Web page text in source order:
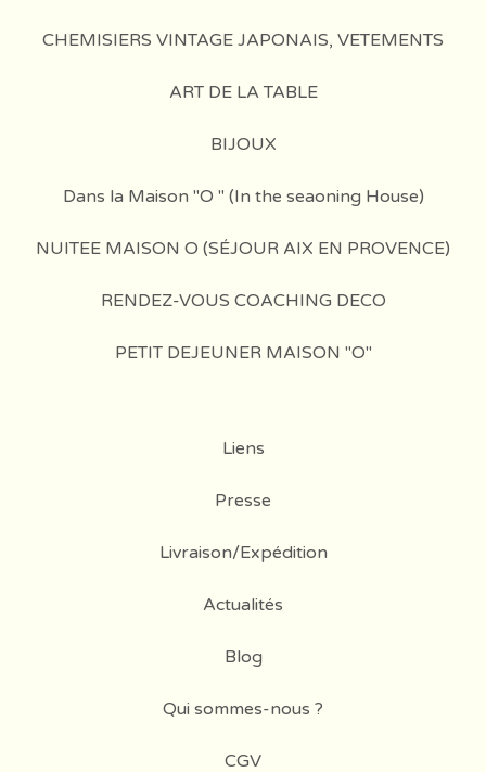
CHEMISIERS VINTAGE JAPONAIS, VETEMENTS
ART DE LA TABLE
BIJOUX
Dans la Maison "O " (In the seaoning House)
NUITEE MAISON O (SÉJOUR AIX EN PROVENCE)
RENDEZ-VOUS COACHING DECO
PETIT DEJEUNER MAISON "O"
Liens
Presse
Livraison/Expédition
Actualités
Blog
Qui sommes-nous ?
CGV